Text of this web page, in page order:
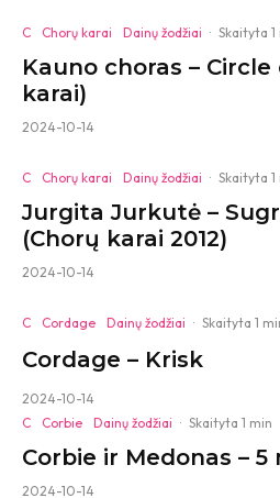
C Chorų karai Dainų žodžiai · Skaityta 1
Kauno choras –
karai)
2024-10-14
C Chorų karai Dainų žodžiai · Skaityta 1
Jurgita Jurkutė –
(Chorų karai 2012)
2024-10-14
C Cordage Dainų žodžiai · Skaityta 1
Cordage – Krisk
2024-10-14
C
Corbie Dainų žodžiai · Skaityta 1 min
Corbie ir Medonas – 5
2024-10-14